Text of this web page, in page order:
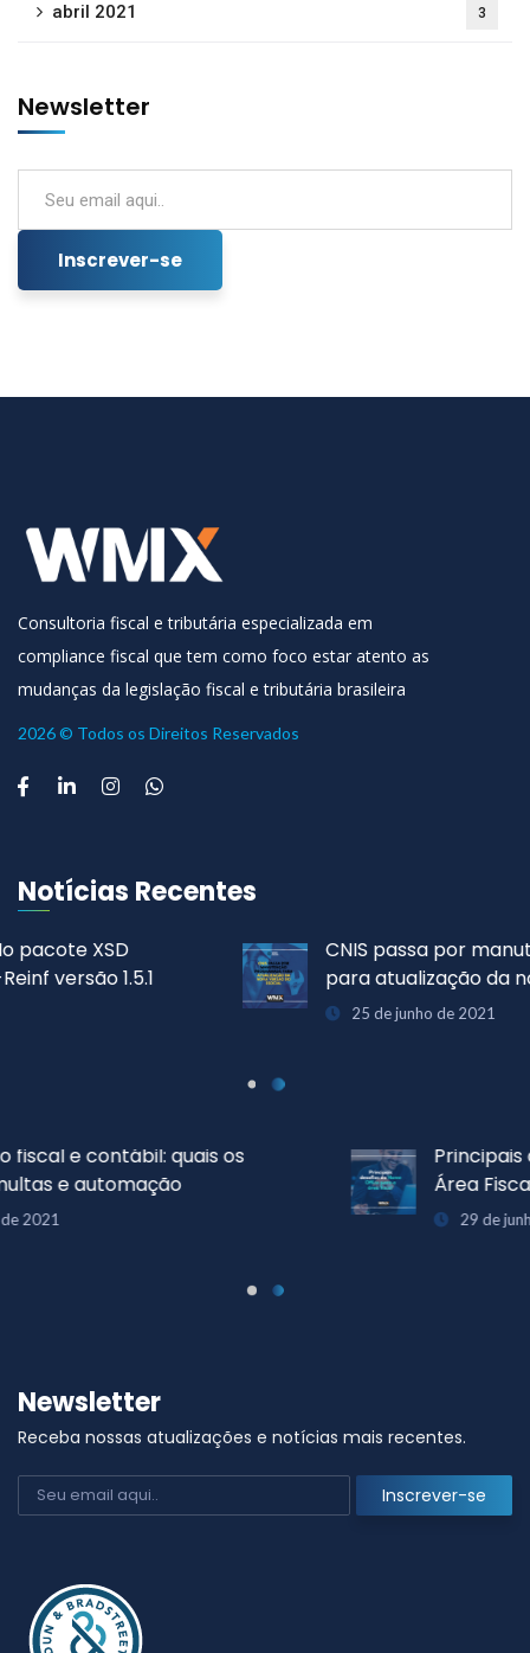
abril 2021 3
Newsletter
Consultoria fiscal e tributária especializada em
compliance fiscal que tem como foco estar atento as
mudanças da legislação fiscal e tributária brasileira
2026 © Todos os Direitos Reservados
Notícias Recentes
CNIS passa por manutenção programada
para atualização da nova versão do eSocial
25 de junho de 2021
Principais desafios do Home Office para a
Área Fiscal
Newsletter
Receba nossas atualizações e notícias mais recentes.